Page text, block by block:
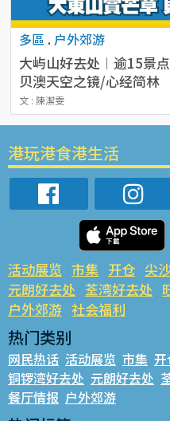
多區 . 户外郊游
大屿山好去处︱逾15景
贝澳天空之镜/心经简林
文 : 陳潔雯
港玩港食港生活
活动展览 市集 开仓 尖
元朗好去处 荃湾好去处
户外郊游 社会福利
热门类别
网民热话 活动展览 市集 开
铜锣湾好去处 元朗好去处
餐厅情报 户外郊游